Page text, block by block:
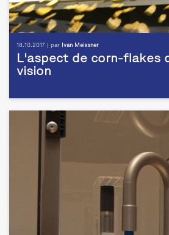
18.10.2017 | par Ivan Meissner
L'aspect de corn-flakes
vision